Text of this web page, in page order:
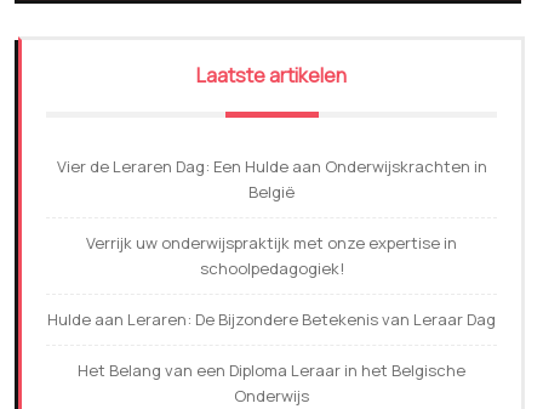
Laatste artikelen
Vier de Leraren Dag: Een Hulde aan Onderwijskrachten in
België
Verrijk uw onderwijspraktijk met onze expertise in
schoolpedagogiek!
Hulde aan Leraren: De Bijzondere Betekenis van Leraar Dag
Het Belang van een Diploma Leraar in het Belgische
Onderwijs